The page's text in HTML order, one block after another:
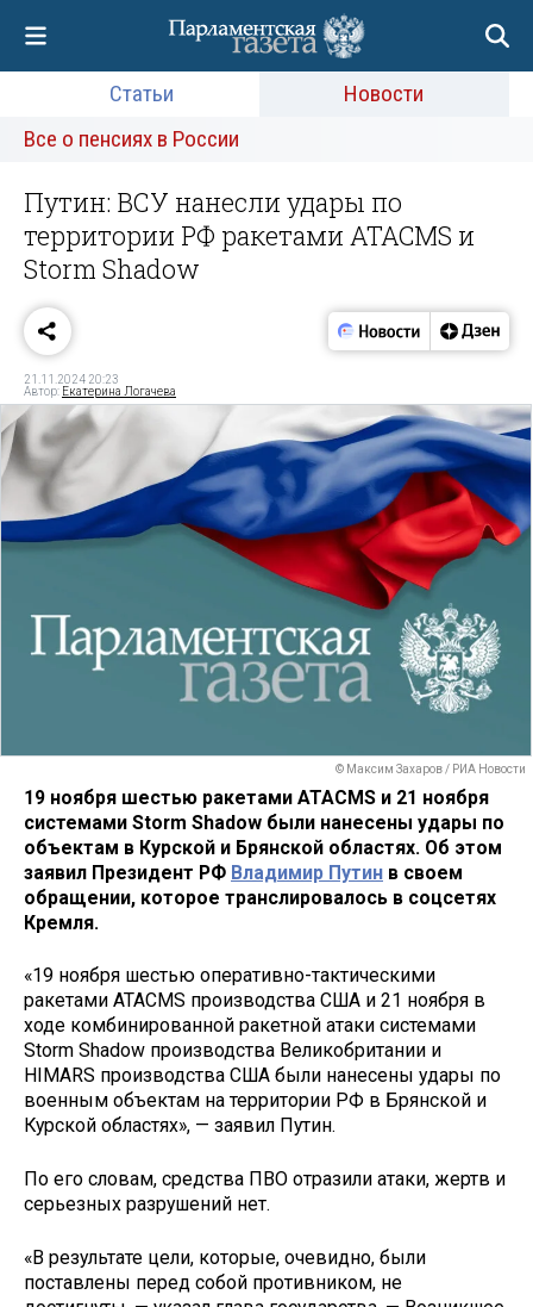
Статьи
Новости
Все о пенсиях в России
Путин: ВСУ нанесли удары по
территории РФ ракетами ATACMS и
Storm Shadow
21.11.2024 20:23
Автор: Екатерина Логачева
© Максим Захаров / РИА Новости
19 ноября шестью ракетами ATACMS и 21 ноября
системами Storm Shadow были нанесены удары по
объектам в Курской и Брянской областях. Об этом
заявил Президент РФ Владимир Путин в своем
обращении, которое транслировалось в соцсетях
Кремля.
«19 ноября шестью оперативно-тактическими
ракетами ATACMS производства США и 21 ноября в
ходе комбинированной ракетной атаки системами
Storm Shadow производства Великобритании и
HIMARS производства США были нанесены удары по
военным объектам на территории РФ в Брянской и
Курской областях», — заявил Путин.
По его словам, средства ПВО отразили атаки, жертв и
серьезных разрушений нет.
«В результате цели, которые, очевидно, были
поставлены перед собой противником, не